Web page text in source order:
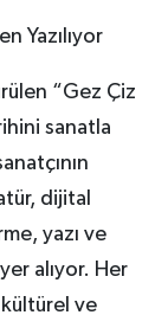
Yazılıyor
“Gez Çiz
sanatla
dijital
yazı ve
alıyor. Her
kültürel ve